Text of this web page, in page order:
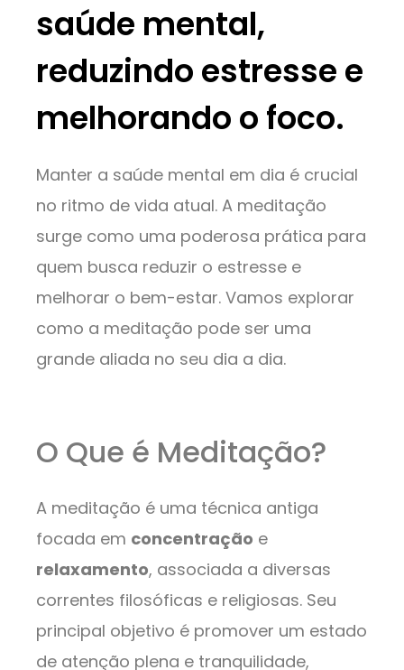
saúde mental,
reduzindo estresse e
melhorando o foco.
Manter a saúde mental em dia é crucial
no ritmo de vida atual. A meditação
surge como uma poderosa prática para
quem busca reduzir o estresse e
melhorar o bem-estar. Vamos explorar
como a meditação pode ser uma
grande aliada no seu dia a dia.
O Que é Meditação?
A meditação é uma técnica antiga
focada em concentração e
relaxamento, associada a diversas
correntes filosóficas e religiosas. Seu
principal objetivo é promover um estado
de atenção plena e tranquilidade,